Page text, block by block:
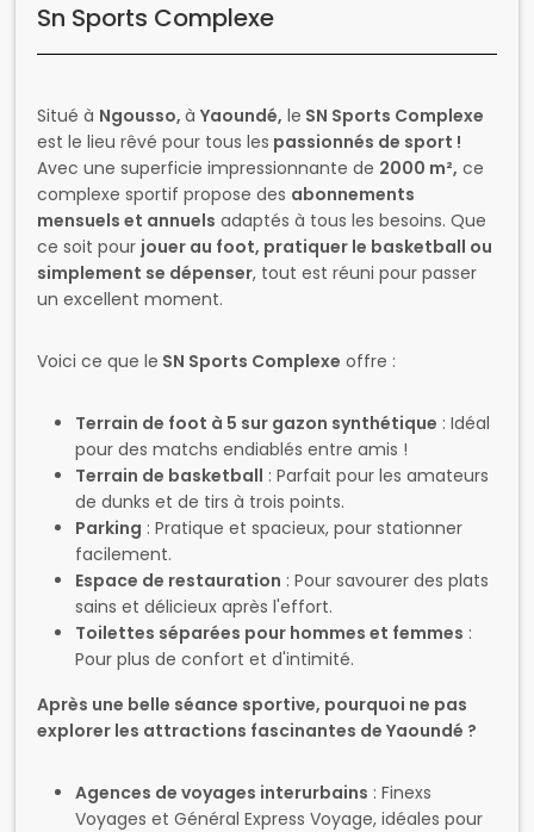
Sn Sports Complexe
Situé à Ngousso, à Yaoundé, le SN Sports Complexe
est le lieu rêvé pour tous les passionnés de sport !
Avec une superficie impressionnante de 2000 m², ce
complexe sportif propose des abonnements
mensuels et annuels adaptés à tous les besoins. Que
ce soit pour jouer au foot, pratiquer le basketball ou
simplement se dépenser, tout est réuni pour passer
un excellent moment.
Voici ce que le SN Sports Complexe offre :
Terrain de foot à 5 sur gazon synthétique : Idéal
pour des matchs endiablés entre amis !
Terrain de basketball : Parfait pour les amateurs
de dunks et de tirs à trois points.
Parking : Pratique et spacieux, pour stationner
facilement.
Espace de restauration : Pour savourer des plats
sains et délicieux après l'effort.
Toilettes séparées pour hommes et femmes :
Pour plus de confort et d'intimité.
Après une belle séance sportive, pourquoi ne pas
explorer les attractions fascinantes de Yaoundé ?
Agences de voyages interurbains : Finexs
Voyages et Général Express Voyage, idéales pour